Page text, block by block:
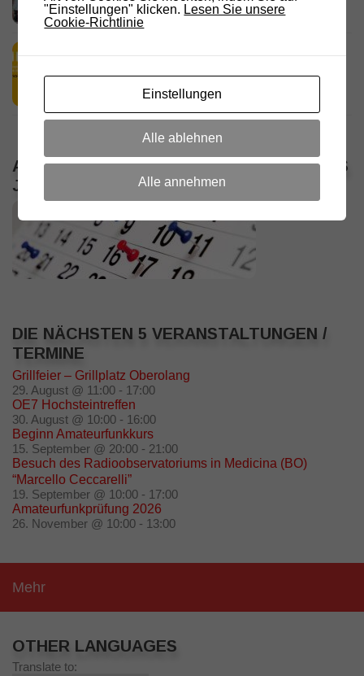
18. JULI 2026
ALLE VERANSTALTUNGEN / TERMINE DES
JAHRES
DIE NÄCHSTEN 5 VERANSTALTUNGEN /
TERMINE
Grillfeier – Grillplatz Oberolang
29. August @ 11:00 - 17:00
OE7 Hochsteintreffen
30. August @ 10:00 - 16:00
Beginn Amateurfunkkurs
15. September @ 20:00 - 21:00
Besuch des Radioobservatoriums in Medicina (BO)
“Marcello Ceccarelli”
19. September @ 10:00 - 17:00
Amateurfunkprüfung 2026
26. November @ 10:00 - 13:00
Mehr
OTHER LANGUAGES
Translate to:
"Einstellungen" klicken. Lesen Sie unsere
Cookie-Richtlinie
Einstellungen
Alle ablehnen
Alle annehmen